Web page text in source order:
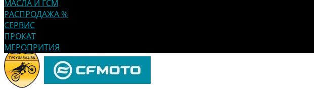
МАСЛА И ГСМ
РАСПРОДАЖА %
СЕРВИС
ПРОКАТ
МЕРОПРИТИЯ